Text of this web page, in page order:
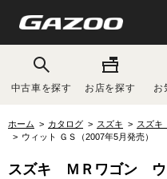
中古車を探す お店を探す お
ホーム カタログ スズキ スズ
ウィット ＧＳ（2007年5月発売）
スズキ ＭＲワゴン ウ